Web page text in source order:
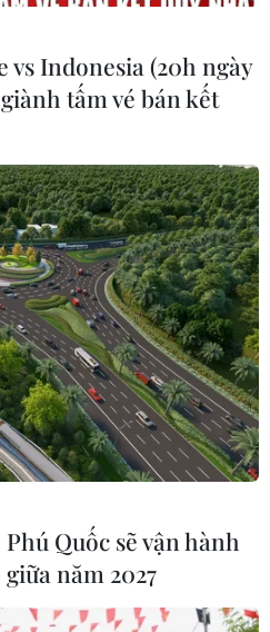
nghị tăng tần suất
điểm Tết
Việt Nam, tổng cung
Tết Nguyên đán là
2,7 triệu ghế.
Indonesia (20h ngày
tấm vé bán kết
Quốc sẽ vận hành
năm 2027